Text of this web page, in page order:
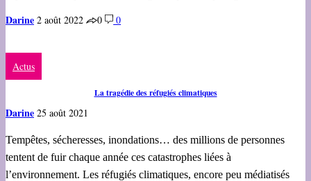
Darine 2 août 2022 0 0
Actus
La tragédie des réfugiés climatiques
Darine 25 août 2021
Tempêtes, sécheresses, inondations… des millions de personnes
tentent de fuir chaque année ces catastrophes liées à
l’environnement. Les réfugiés climatiques, encore peu médiatisés